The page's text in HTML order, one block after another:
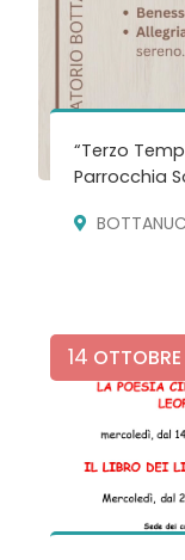
“Terzo
Parrocchia
14 OTTOBRE